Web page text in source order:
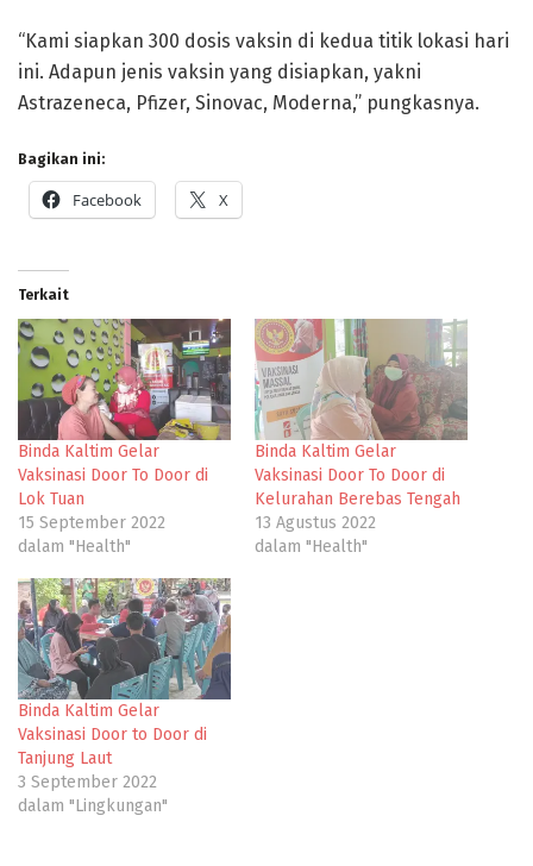
“Kami siapkan 300 dosis vaksin di kedua titik lokasi hari
ini. Adapun jenis vaksin yang disiapkan, yakni
Astrazeneca, Pfizer, Sinovac, Moderna,” pungkasnya.
Bagikan ini:
Facebook X
Terkait
Binda Kaltim Gelar
Vaksinasi Door To Door di
Lok Tuan
15 September 2022
dalam "Health"
Binda Kaltim Gelar
Vaksinasi Door To Door di
Kelurahan Berebas Tengah
13 Agustus 2022
dalam "Health"
Binda Kaltim Gelar
Vaksinasi Door to Door di
Tanjung Laut
3 September 2022
dalam "Lingkungan"